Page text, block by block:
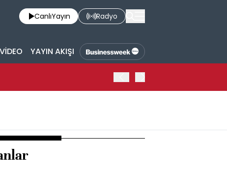
CanlıYayın Radyo
VİDEO YAYIN AKIŞI